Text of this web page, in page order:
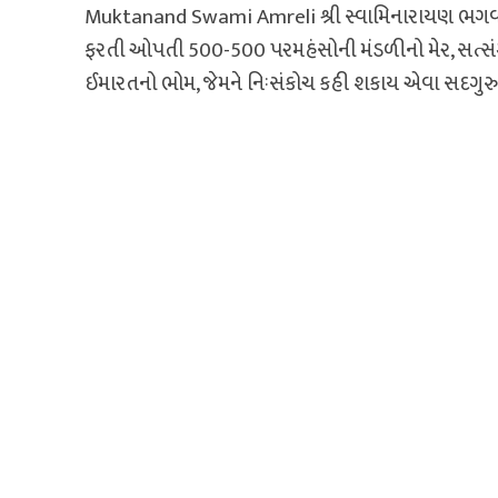
Muktanand Swami Amreli શ્રી સ્વામિનારાયણ
ફરતી ઓપતી 500-500 પરમહંસોની મંડળીનો મેર,
ઈમારતનો ભોમ, જેમને નિઃસંકોચ કહી શકાય એવા